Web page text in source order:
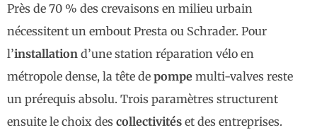
Près de 70 % des crevaisons en milieu urbain
nécessitent un embout Presta ou Schrader. Pour
l’installation d’une station réparation vélo en
métropole dense, la tête de pompe multi-valves reste
un prérequis absolu. Trois paramètres structurent
ensuite le choix des collectivités et des entreprises.